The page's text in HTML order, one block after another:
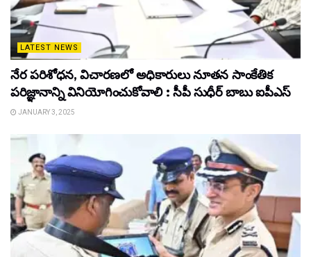
LATEST NEWS
నేర పరిశోధన, విచారణలో అధికారులు నూతన సాంకేతిక
పరిజ్ఞానాన్ని వినియోగించుకోవాలి : సీపీ సుధీర్ బాబు ఐపీఎస్
JANUARY 3, 2025